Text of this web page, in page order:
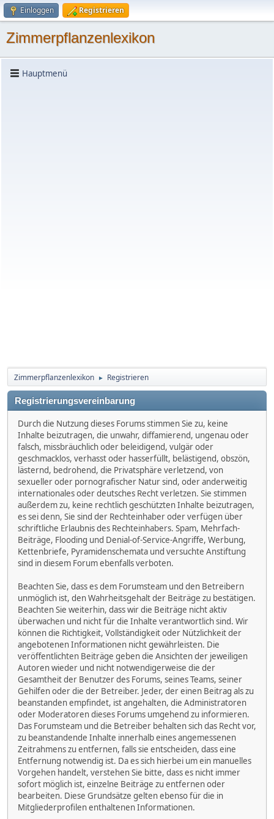
Einloggen Registrieren
Zimmerpflanzenlexikon
Hauptmenü
Zimmerpflanzenlexikon ► Registrieren
Registrierungsvereinbarung
Durch die Nutzung dieses Forums stimmen Sie zu, keine
Inhalte beizutragen, die unwahr, diffamierend, ungenau oder
falsch, missbräuchlich oder beleidigend, vulgär oder
geschmacklos, verhasst oder hasserfüllt, belästigend, obszön,
lästernd, bedrohend, die Privatsphäre verletzend, von
sexueller oder pornografischer Natur sind, oder anderweitig
internationales oder deutsches Recht verletzen. Sie stimmen
außerdem zu, keine rechtlich geschützten Inhalte beizutragen,
es sei denn, Sie sind der Rechteinhaber oder verfügen über
schriftliche Erlaubnis des Rechteinhabers. Spam, Mehrfach-
Beiträge, Flooding und Denial-of-Service-Angriffe, Werbung,
Kettenbriefe, Pyramidenschemata und versuchte Anstiftung
sind in diesem Forum ebenfalls verboten.
Beachten Sie, dass es dem Forumsteam und den Betreibern
unmöglich ist, den Wahrheitsgehalt der Beiträge zu bestätigen.
Beachten Sie weiterhin, dass wir die Beiträge nicht aktiv
überwachen und nicht für die Inhalte verantwortlich sind. Wir
können die Richtigkeit, Vollständigkeit oder Nützlichkeit der
angebotenen Informationen nicht gewährleisten. Die
veröffentlichten Beiträge geben die Ansichten der jeweiligen
Autoren wieder und nicht notwendigerweise die der
Gesamtheit der Benutzer des Forums, seines Teams, seiner
Gehilfen oder die der Betreiber. Jeder, der einen Beitrag als zu
beanstanden empfindet, ist angehalten, die Administratoren
oder Moderatoren dieses Forums umgehend zu informieren.
Das Forumsteam und die Betreiber behalten sich das Recht vor,
zu beanstandende Inhalte innerhalb eines angemessenen
Zeitrahmens zu entfernen, falls sie entscheiden, dass eine
Entfernung notwendig ist. Da es sich hierbei um ein manuelles
Vorgehen handelt, verstehen Sie bitte, dass es nicht immer
sofort möglich ist, einzelne Beiträge zu entfernen oder
bearbeiten. Diese Grundsätze gelten ebenso für die in
Mitgliederprofilen enthaltenen Informationen.